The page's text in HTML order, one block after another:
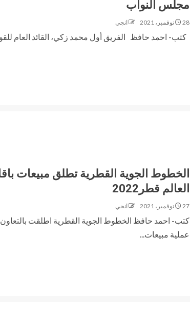
مجلس النواب
28 نوفمبر، 2021 انجي
كتب- احمد حافظ الفريق أول محمد زكي، القائد العام
الخطوط الجوية القطرية تطلق مبيعات
العالم قطر2022
27 نوفمبر، 2021 انجي
كتب- احمد حافظ الخطوط الجوية القطرية اطلقت
عملية مبيعات...